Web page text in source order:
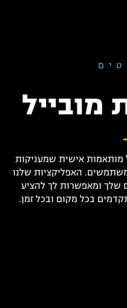
מובייל
מותאמות אישית שמעניקות
האפליקציות שלנו
שלך ומאפשרות לך להציע
בכל מקום ובכל זמן.